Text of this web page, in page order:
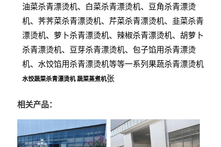
油菜杀青漂烫机、白菜杀青漂烫机、豆角杀青漂烫
机、荠荠菜杀青漂烫机、芹菜杀青漂烫机、韭菜杀青
漂烫机、萝卜杀青漂烫机、辣椒杀青漂烫机、胡萝卜
杀青漂烫机、豆芽杀青漂烫机、包子馅用杀青漂烫
机、水饺馅用杀青漂烫机等等一系列果蔬杀青漂烫机
水饺蔬菜杀青漂烫机 蔬菜蒸煮机张
相关产品：